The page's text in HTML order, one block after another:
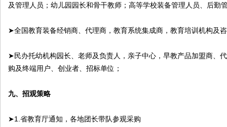
及管理人员；幼儿园园长和骨干教师；高等学校装备管理人员、后勤
➤全国教育装备经销商、代理商，教育系统集成商，教育培训机构及
➤民办托幼机构园长、老师及负责人，亲子中心，早教产品加盟商、
购及终端用户、创业者、招标单位；
九、招观策略
➤1.省教育厅通知，各地团长带队参观采购